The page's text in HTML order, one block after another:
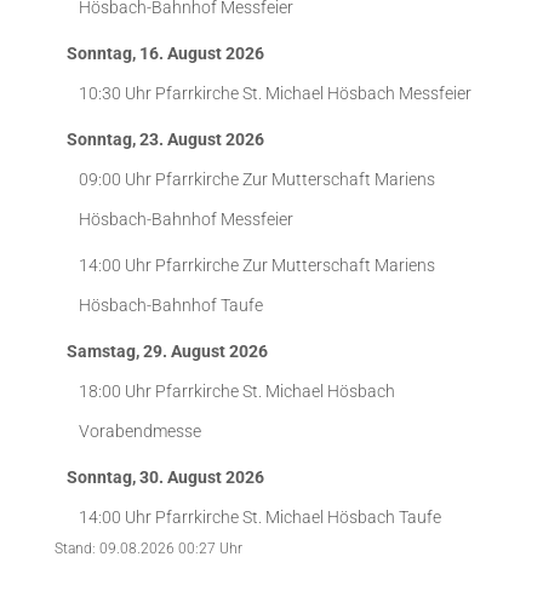
Hösbach-Bahnhof Messfeier
Sonntag, 16. August 2026
10:30 Uhr Pfarrkirche St. Michael Hösbach Messfeier
Sonntag, 23. August 2026
09:00 Uhr Pfarrkirche Zur Mutterschaft Mariens
Hösbach-Bahnhof Messfeier
14:00 Uhr Pfarrkirche Zur Mutterschaft Mariens
Hösbach-BahnhofTaufe
Samstag, 29. August 2026
18:00 Uhr Pfarrkirche St. Michael Hösbach
Vorabendmesse
Sonntag, 30. August 2026
14:00 Uhr Pfarrkirche St. Michael Hösbach Taufe
Stand: 09.08.2026 00:27 Uhr